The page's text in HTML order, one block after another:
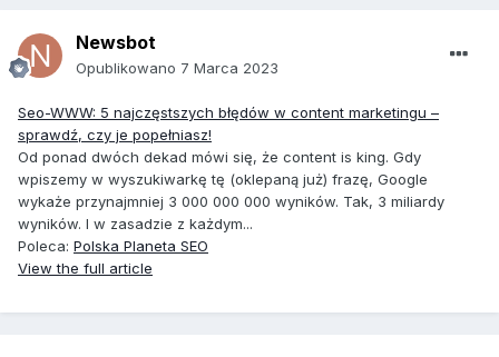
Newsbot
Opublikowano 7 Marca 2023
Seo-WWW: 5 najczęstszych błędów w content marketingu –
sprawdź, czy je popełniasz!
Od ponad dwóch dekad mówi się, że content is king. Gdy
wpiszemy w wyszukiwarkę tę (oklepaną już) frazę, Google
wykaże przynajmniej 3 000 000 000 wyników. Tak, 3 miliardy
wyników. I w zasadzie z każdym...
Poleca: Polska Planeta SEO
View the full article